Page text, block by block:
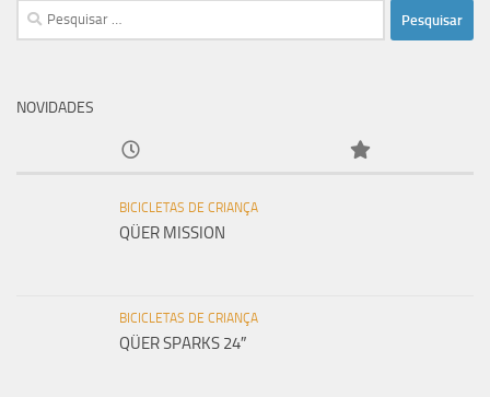
Pesquisar
por:
NOVIDADES
BICICLETAS DE CRIANÇA
QÜER MISSION
BICICLETAS DE CRIANÇA
QÜER SPARKS 24″